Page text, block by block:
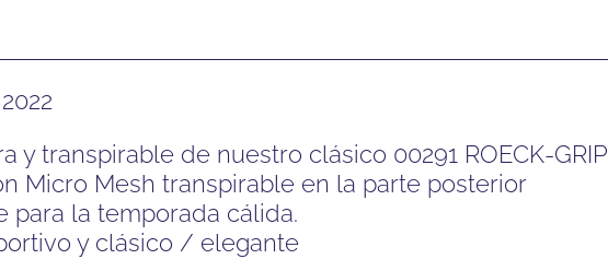
y transpirable de nuestro clásico 00291 ROECK-GRIP
Micro Mesh transpirable en la parte posterior
para la temporada cálida.
y clásico / elegante